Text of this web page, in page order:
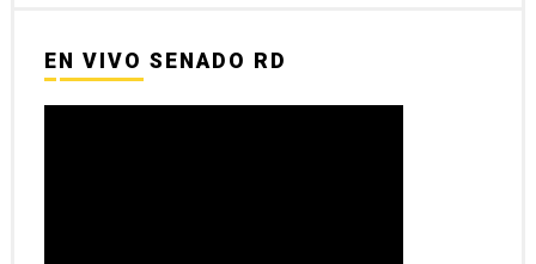
EN VIVO SENADO RD